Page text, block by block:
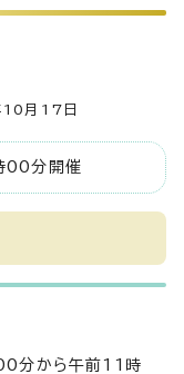
月17日
00分開催
分から午前11時